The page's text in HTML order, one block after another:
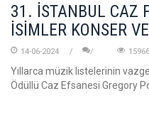
31. İSTANBUL CAZ
İSİMLER KONSER
14-06-2024 15966
Yıllarca müzik listelerinin
Ödüllü Caz Efsanesi Gregory